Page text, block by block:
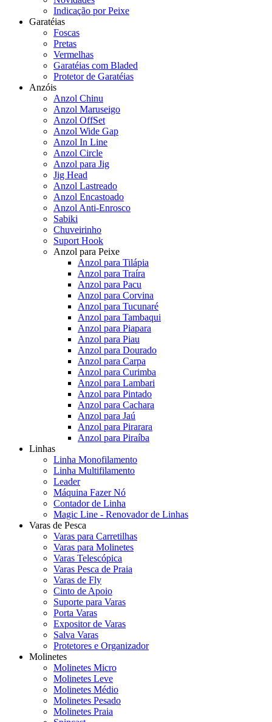
Indicação por Peixe
Garatéias
Foscas
Pretas
Vermelhas
Garatéias com Bladed
Protetor de Garatéias
Anzóis
Anzol Chinu
Anzol Maruseigo
Anzol OffSet
Anzol Wide Gap
Anzol In Line
Anzol Circle
Anzol para Jig
Jig Head
Anzol Lastreado
Anzol Encastoado
Anzol Anti-Enrosco
Sabiki
Chuveirinho
Suport Hook
Anzol para Peixe
Anzol para Tilápia
Anzol para Traíra
Anzol para Pacu
Anzol para Corvina
Anzol para Tucunaré
Anzol para Tambaqui
Anzol para Piapara
Anzol para Piau
Anzol para Dourado
Anzol para Carpa
Anzol para Curimba
Anzol para Lambari
Anzol para Pintado
Anzol para Cachara
Anzol para Jaú
Anzol para Pirarara
Anzol para Piraíba
Linhas
Linha Monofilamento
Linha Multifilamento
Leader
Máquina Fazer Nó
Contador de Linha
Magic Line - Renovador de Linhas
Varas de Pesca
Varas para Carretilhas
Varas para Molinetes
Varas Telescópica
Varas Pesca de Praia
Varas de Fly
Cinto de Apoio
Suporte para Varas
Porta Varas
Expositor de Varas
Salva Varas
Protetores e Organizador
Molinetes
Molinetes Micro
Molinetes Leve
Molinetes Médio
Molinetes Pesado
Molinetes Praia